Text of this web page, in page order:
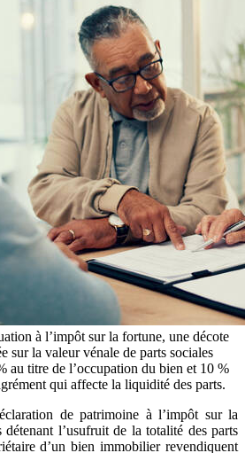
à l’impôt sur la fortune, une décote
sur la valeur vénale de parts sociales
au titre de l’occupation du bien et 10 %
qui affecte la liquidité des parts.
de patrimoine à l’impôt sur la
l’usufruit de la totalité des parts
d’un bien immobilier revendiquent